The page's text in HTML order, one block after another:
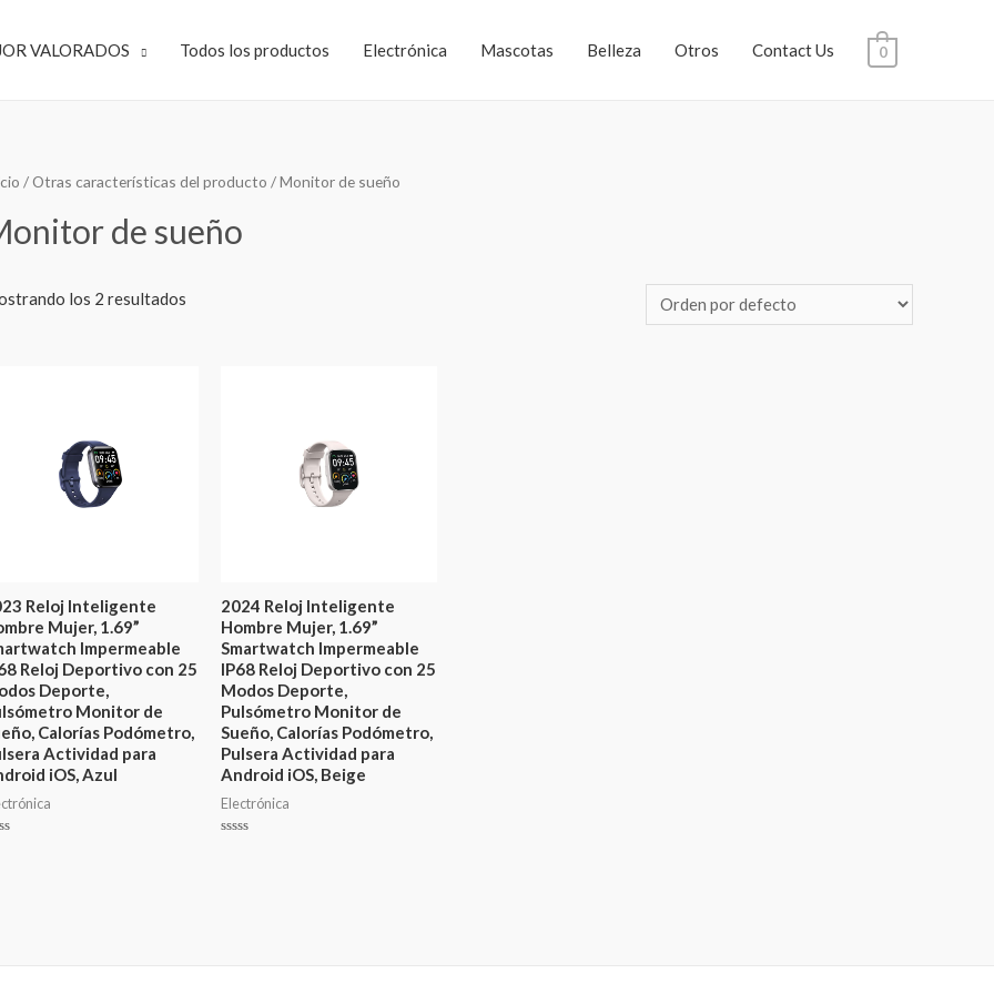
VALORADOS Todos los productos Electrónica Mascotas Belleza Otros Contact Us 0
/ Otras características del producto / ‎Monitor de sueño
de sueño
los 2 resultados
Reloj Inteligente
Mujer, 1.69”
Impermeable
Reloj Deportivo con 25
Deporte,
Monitor de
Calorías Podómetro,
Actividad para
iOS, Azul
2024 Reloj Inteligente
Hombre Mujer, 1.69”
Smartwatch Impermeable
IP68 Reloj Deportivo con 25
Modos Deporte,
Pulsómetro Monitor de
Sueño, Calorías Podómetro,
Pulsera Actividad para
Android iOS, Beige
Electrónica